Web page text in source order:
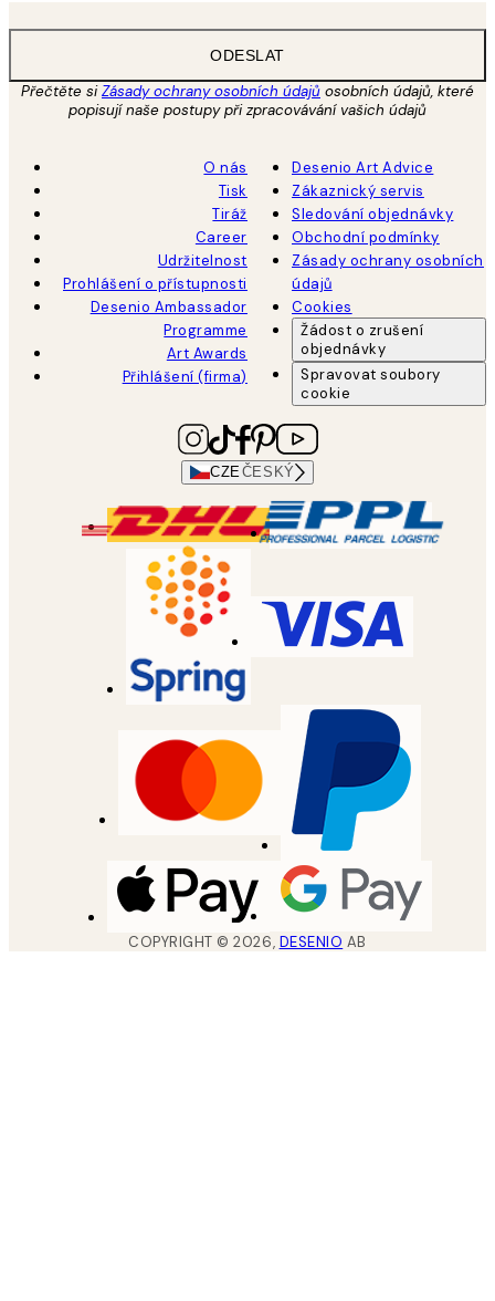
ODESLAT
Přečtěte siZásady ochrany osobních údajů osobních údajů, které
popisují naše postupy při zpracovávání vašich údajů
O nás
Tisk
Tiráž
Career
Udržitelnost
Prohlášení o přístupnosti
Desenio Ambassador
Programme
Art Awards
Přihlášení (firma)
Desenio Art Advice
Zákaznický servis
Sledování objednávky
Obchodní podmínky
Zásady ochrany osobních
údajů
Cookies
Žádost o zrušení
objednávky
Spravovat soubory
cookie
CZEČESKÝ
COPYRIGHT ©2026, DESENIO AB